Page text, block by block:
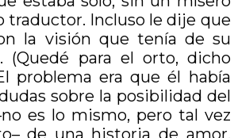
traductor. Incluso le dije que
la visión que tenía de su
(Quedé para el orto, dicho
problema era que él había
sobre la posibilidad del
es lo mismo, pero tal vez
de una historia de amor.